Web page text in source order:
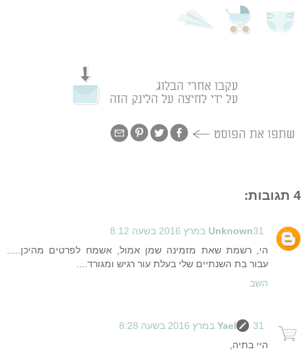
4 תגובות:
Unknown31 במרץ 2016 בשעה 8:12
הי, רשמת שאת מזמינה שמן אמול, אשמח לפרטים מהיכן.....
עבור בת השנתיים שלי בעלת עור רגיש ומגורד....
השב
Yael
31 במרץ 2016 בשעה 8:28
היי בתיה,